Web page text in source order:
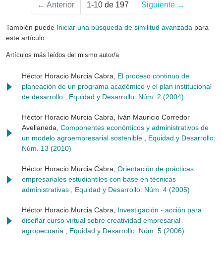
← Anterior 1-10 de 197 Siguiente →
También puede Iniciar una búsqueda de similitud avanzada para
este artículo.
Artículos más leídos del mismo autor/a
Héctor Horacio Murcia Cabra, El proceso continuo de
planeación de un programa académico y el plan institucional
de desarrollo , Equidad y Desarrollo: Núm. 2 (2004)
Héctor Horacio Murcia Cabra, Iván Mauricio Corredor
Avellaneda, Componentes económicos y administrativos de
un modelo agroempresarial sostenible , Equidad y Desarrollo:
Núm. 13 (2010)
Héctor Horacio Murcia Cabra, Orientación de prácticas
empresariales estudiantiles con base en técnicas
administrativas , Equidad y Desarrollo: Núm. 4 (2005)
Héctor Horacio Murcia Cabra, Investigación - acción para
diseñar curso virtual sobre creatividad empresarial
agropecuaria , Equidad y Desarrollo: Núm. 5 (2006)